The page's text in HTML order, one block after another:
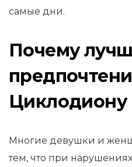
самые дни.
Почему
Циклодиону
Многие девушки и
тем, что при